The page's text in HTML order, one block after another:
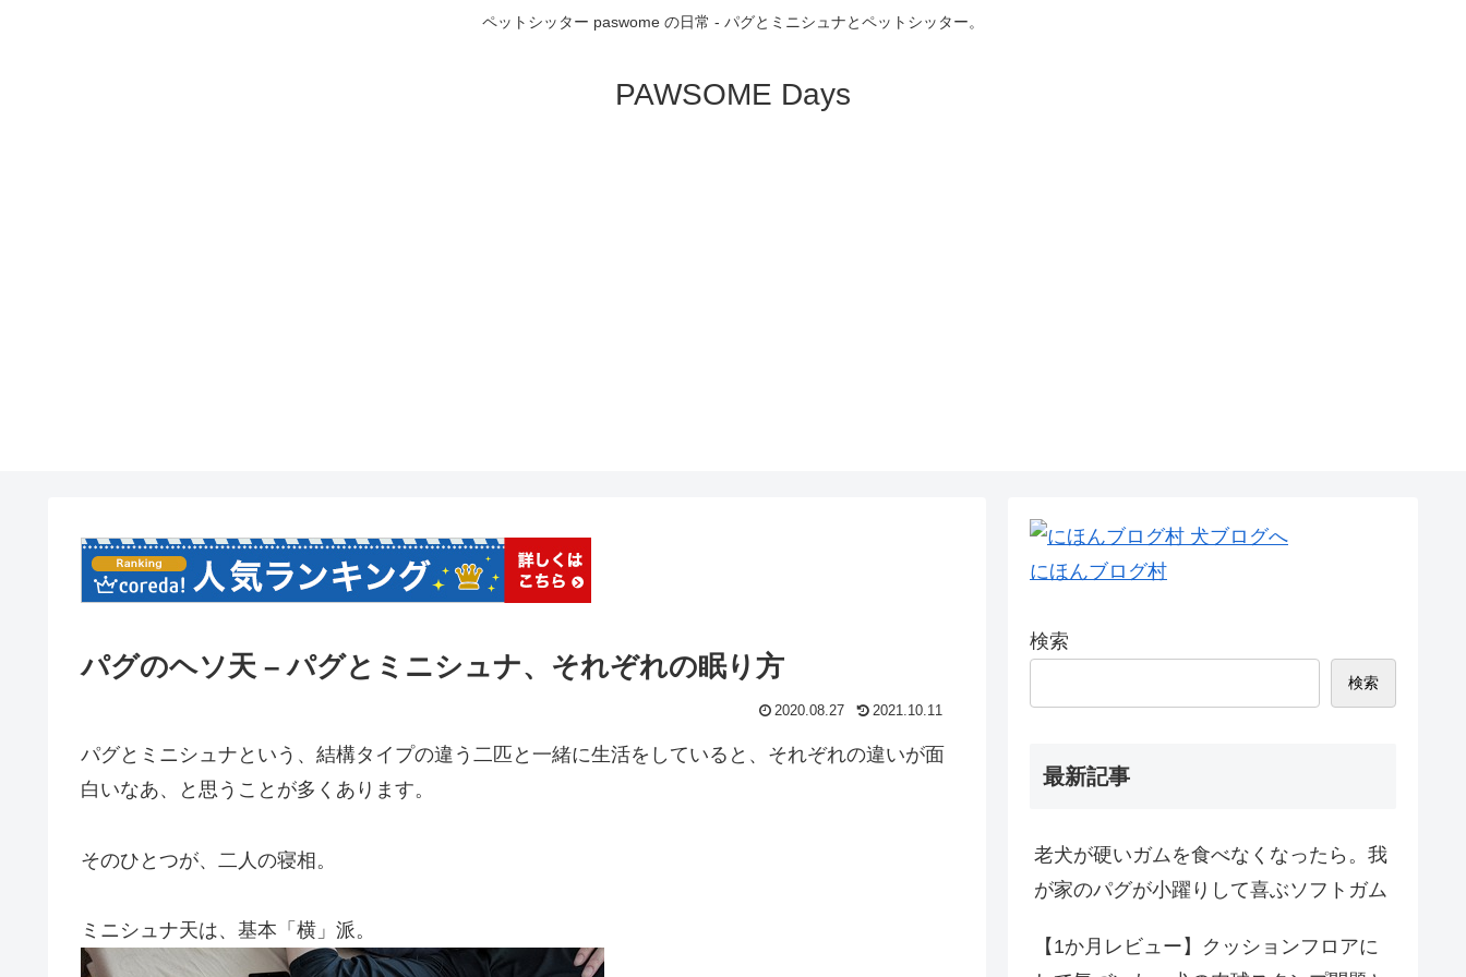
ペットシッター paswome の日常 - パグとミニシュナとペットシッター。
PAWSOME Days
パグのヘソ天 – パグとミニシュナ、それぞれの眠り方
2020.08.27 2021.10.11
パグとミニシュナという、結構タイプの違う二匹と一緒に生活をしていると、それぞれの違いが面
白いなあ、と思うことが多くあります。
そのひとつが、二人の寝相。
ミニシュナ天は、基本「横」派。
にほんブログ村
検索
検索
最新記事
老犬が硬いガムを食べなくなったら。我
が家のパグが小躍りして喜ぶソフトガム
【1か月レビュー】クッションフロアに